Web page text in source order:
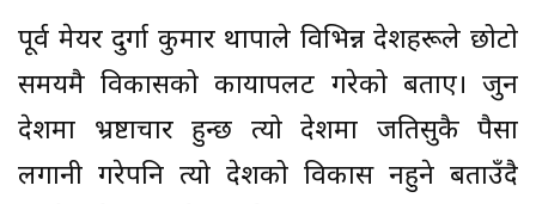
पूर्व मेयर दुर्गा कुमार थापाले विभिन्न देशहरूले छोटो
समयमै विकासको कायापलट गरेको बताए। जुन
देशमा भ्रष्टाचार हुन्छ त्यो देशमा जतिसुकै पैसा
लगानी गरेपनि त्यो देशको विकास नहुने बताउँदै